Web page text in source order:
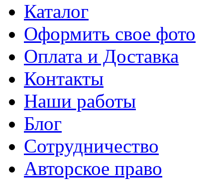
Каталог
Оформить свое фото
Оплата и Доставка
Контакты
Наши работы
Блог
Сотрудничество
Авторское право